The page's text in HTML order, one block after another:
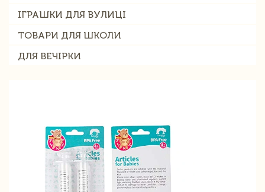
ІГРАШКИ ДЛЯ ВУЛИЦІ
ТОВАРИ ДЛЯ ШКОЛИ
ДЛЯ ВЕЧІРКИ